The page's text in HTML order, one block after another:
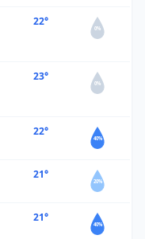
22°
0%
23°
0%
22°
40%
21°
20%
21°
40%